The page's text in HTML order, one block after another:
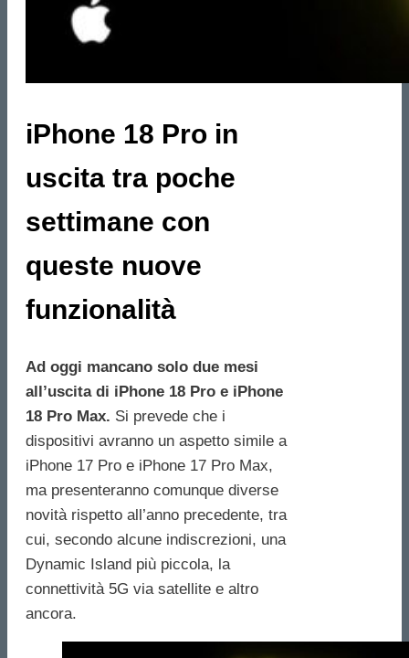
iPhone 18 Pro in
uscita tra poche
settimane con
queste nuove
funzionalità
Ad oggi mancano solo due mesi
all’uscita di iPhone 18 Pro e iPhone
18 Pro Max. Si prevede che i
dispositivi avranno un aspetto simile a
iPhone 17 Pro e iPhone 17 Pro Max,
ma presenteranno comunque diverse
novità rispetto all’anno precedente, tra
cui, secondo alcune indiscrezioni, una
Dynamic Island più piccola, la
connettività 5G via satellite e altro
ancora.